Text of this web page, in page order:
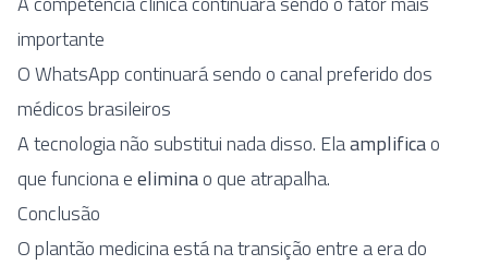
importante
O WhatsApp continuará sendo o canal preferido dos
médicos brasileiros
A tecnologia não substitui nada disso. Elaamplificao
que funciona eeliminao que atrapalha.
Conclusão
O plantão medicina está na transição entre a era do